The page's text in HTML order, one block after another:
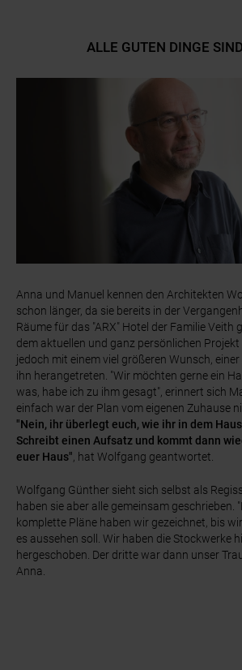
ALLE GUTEN DINGE
Anna und Manuel kennen den Architekten
schon länger, da sie bereits in der
Räume für das "ARX" Hotel der Familie Veith
dem aktuellen und ganz persönlichen Projekt
jedoch mit einem viel größeren Wunsch,
ihn herangetreten. "Wir möchten gerne ein
was, habe ich zu ihm gesagt", erinnert sich
einfach war der Plan vom eigenen Zuhause
"Nein, ihr überlegt euch, wie ihr in dem
Schreibt einen Aufsatz und kommt dann
euer Haus" , hat Wolfgang geantwortet.
Wolfgang Günther sieht sich selbst als
haben sie aber alle gemeinsam geschrieben.
komplette Pläne haben wir gezeichnet, bis
es aussehen soll. Wir haben die Stockwerke
hergeschoben. Der dritte war dann unser
Anna.